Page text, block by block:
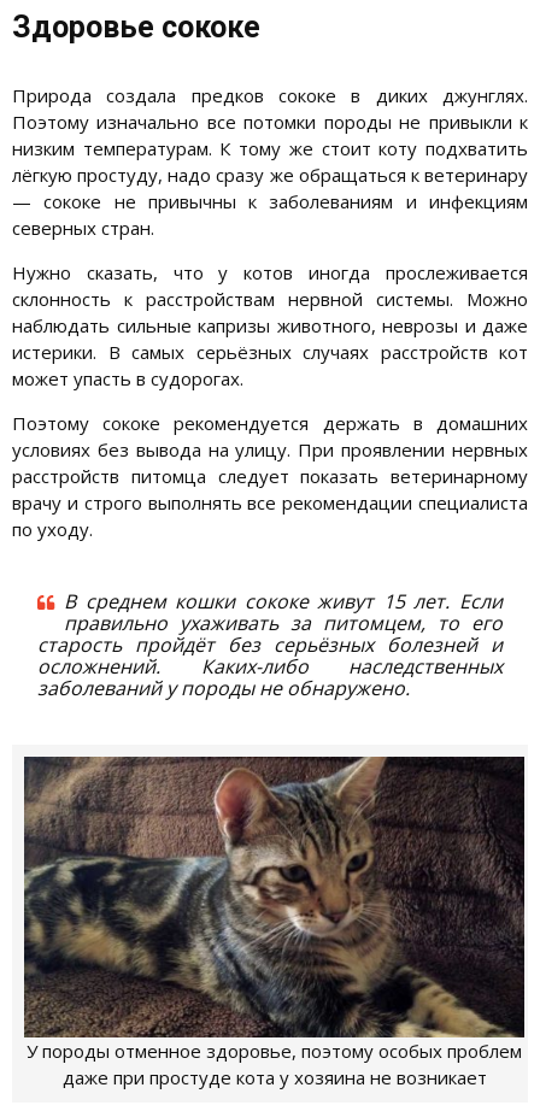
Здоровье сококе
Природа создала предков сококе в диких джунглях.
Поэтому изначально все потомки породы не привыкли к
низким температурам. К тому же стоит коту подхватить
лёгкую простуду, надо сразу же обращаться к ветеринару
— сококе не привычны к заболеваниям и инфекциям
северных стран.
Нужно сказать, что у котов иногда прослеживается
склонность к расстройствам нервной системы. Можно
наблюдать сильные капризы животного, неврозы и даже
истерики. В самых серьёзных случаях расстройств кот
может упасть в судорогах.
Поэтому сококе рекомендуется держать в домашних
условиях без вывода на улицу. При проявлении нервных
расстройств питомца следует показать ветеринарному
врачу и строго выполнять все рекомендации специалиста
по уходу.
В среднем кошки сококе живут 15 лет. Если
правильно ухаживать за питомцем, то его
старость пройдёт без серьёзных болезней и
осложнений. Каких-либо наследственных
заболеваний у породы не обнаружено.
У породы отменное здоровье, поэтому особых проблем
даже при простуде кота у хозяина не возникает